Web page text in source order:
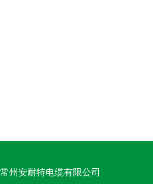
常州安耐特电缆有限公司